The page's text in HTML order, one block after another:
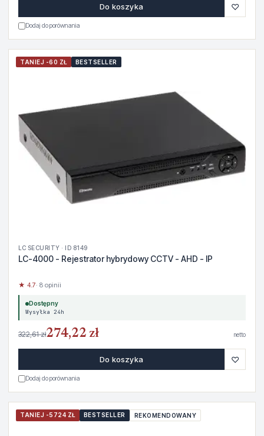
Do koszyka ♡
Dodaj do porównania
TANIEJ -60 ZŁ BESTSELLER
LC SECURITY · ID 8149
LC-4000 - Rejestrator hybrydowy CCTV - AHD - IP
★ 4.7· 8 opinii
Dostępny
Wysyłka 24h
322,61 zł274,22 zł netto
Do koszyka ♡
Dodaj do porównania
TANIEJ -5724 ZŁ BESTSELLER REKOMENDOWANY